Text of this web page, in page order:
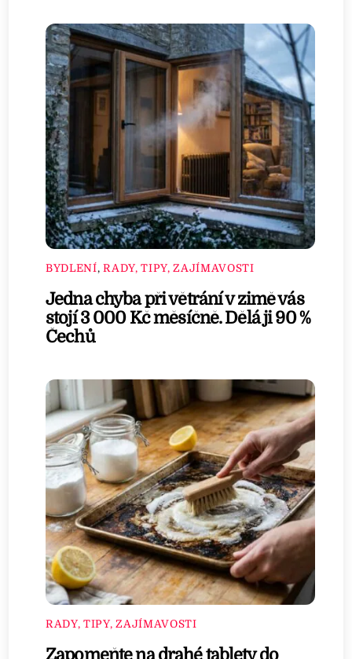
BYDLENÍ,RADY, TIPY, ZAJÍMAVOSTI
Jedna chyba při větrání v zimě vás
stojí 3 000 Kč měsíčně. Dělá ji 90 %
Čechů
RADY, TIPY, ZAJÍMAVOSTI
Zapomeňte na drahé tablety do